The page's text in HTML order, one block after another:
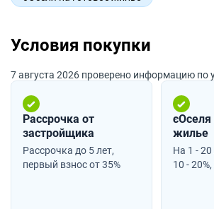
Условия покупки
7 августа 2026 проверено информацию по
Рассрочка от
застройщика
Рассрочка до 5 лет,
первый взнос от 35%
єОселя
жилье
На 1 - 20
10 -